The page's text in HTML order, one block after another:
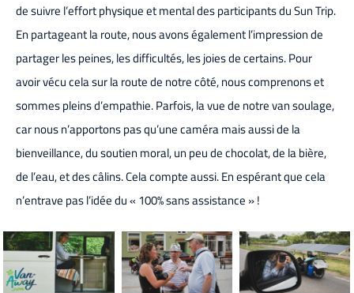
de suivre l’effort physique et mental des participants du Sun Trip.
En partageant la route, nous avons également l’impression de
partager les peines, les difficultés, les joies de certains. Pour
avoir vécu cela sur la route de notre côté, nous comprenons et
sommes pleins d’empathie. Parfois, la vue de notre van soulage,
car nous n’apportons pas qu’une caméra mais aussi de la
bienveillance, du soutien moral, un peu de chocolat, de la bière,
de l’eau, et des câlins. Cela compte aussi. En espérant que cela
n’entrave pas l’idée du « 100% sans assistance » !